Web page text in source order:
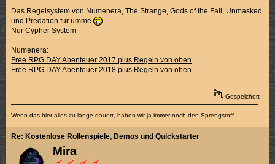
Das Regelsystem von Numenera, The Strange, Gods of the Fall, Unmasked
und Predation für umme
Nur Cypher System
Numenera:
Free RPG DAY Abenteuer 2017 plus Regeln von oben
Free RPG DAY Abenteuer 2018 plus Regeln von oben
Gespeichert
Wenn das hier alles zu lange dauert, haben wir ja immer noch den Sprengstoff...
Mira
Re: Kostenlose Rollenspiele, Demos und Quickstarter